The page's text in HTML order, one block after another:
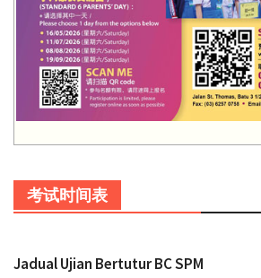
考试时间表
Jadual Ujian Bertutur BC SPM